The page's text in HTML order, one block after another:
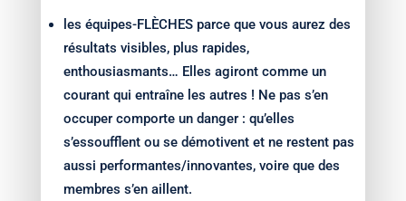
les équipes-FLÈCHES parce que vous aurez des
résultats visibles, plus rapides,
enthousiasmants… Elles agiront comme un
courant qui entraîne les autres ! Ne pas s’en
occuper comporte un danger : qu’elles
s’essoufflent ou se démotivent et ne restent pas
aussi performantes/innovantes, voire que des
membres s’en aillent.